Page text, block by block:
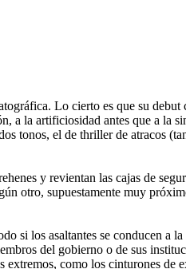
Lo cierto es que su debut
a la artificiosidad antes que a la
tonos, el de thriller de atracos
y revientan las cajas de
otro, supuestamente muy
si los asaltantes se conducen a
del gobierno o de sus
extremos, como los cinturones